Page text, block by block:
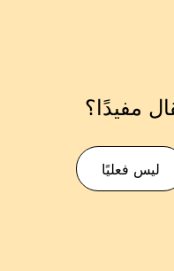
مفيدًا؟
ليس فعليًا